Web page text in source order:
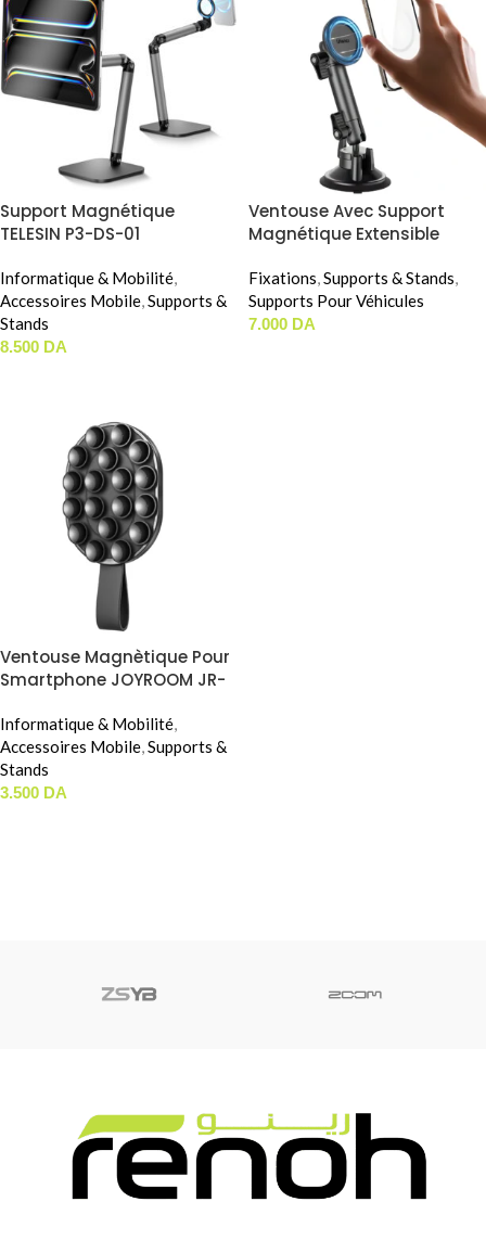
Support Magnétique
TELESIN P3-DS-01
Informatique & Mobilité,
Accessoires Mobile,Supports &
Stands
8.500 DA
Ventouse Avec Support
Magnétique Extensible
MAGIC ARM (ZJ06)
Fixations,Supports & Stands,
Supports Pour Véhicules
7.000 DA
Ventouse Magnètique Pour
Smartphone JOYROOM JR-
Informatique & Mobilité,
Accessoires Mobile,Supports &
Stands
3.500 DA